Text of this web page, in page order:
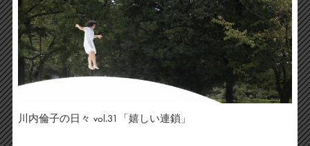
川内倫子の日々 vol.31「嬉しい連鎖」